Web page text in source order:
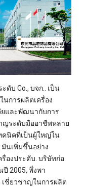
ดับ Co., บจก.. เป็น
นการผลิตเครื่อง
และพัฒนากับการ
ญระดับมืออาชีพหลาย
คนิคที่เป็นผู้ใหญ่ใน
นเพิ่มขึ้นอย่าง
องประดับ. บริษัทก่อ
ปี 2005, พึ่งพา
ชี่ยวชาญในการผลิต